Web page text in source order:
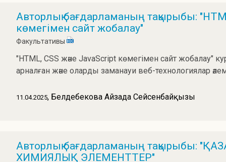
Авторлық бағдарламаның тақырыбы:
көмегімен сайт жобалау"
Факультативы
"HTML, CSS және JavaScript көмегімен сайт
арналған және оларды заманауи веб-технологиялар
11.04.2025, Белдебекова Айзада Сейсенбайқызы
Авторлық бағдарламаның тақырыбы:
ХИМИЯЛЫҚ ЭЛЕМЕНТТЕР"